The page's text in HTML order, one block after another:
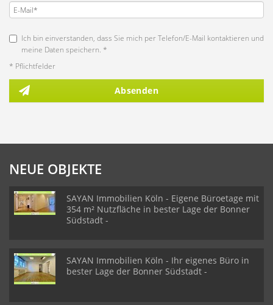
Ich bin einverstanden, dass Sie mich per Telefon/E-Mail kontaktieren und
meine Daten speichern. *
* Pflichtfelder
Absenden
NEUE OBJEKTE
SAYAN Immobilien Köln - Eigene Büroetage mit
354 m² Nutzfläche in bester Lage der Bonner
Südstadt -
SAYAN Immobilien Köln - Ihr eigenes Büro in
bester Lage der Bonner Südstadt -